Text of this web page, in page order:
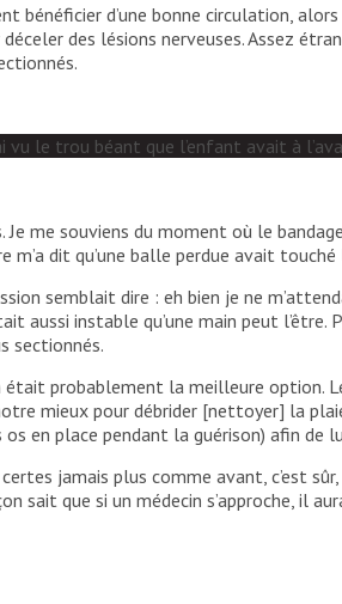
bénéficier d’une bonne circulation,
des lésions nerveuses. Assez
le trou béant que l’enfant avait à
me souviens du moment où le
dit qu’une balle perdue avait
semblait dire : eh bien je ne
instable qu’une main peut l’être.
sectionnés.
probablement la meilleure option.
mieux pour débrider [nettoyer] la
en place pendant la guérison) afin de
jamais plus comme avant, c’est
que si un médecin s’approche, il